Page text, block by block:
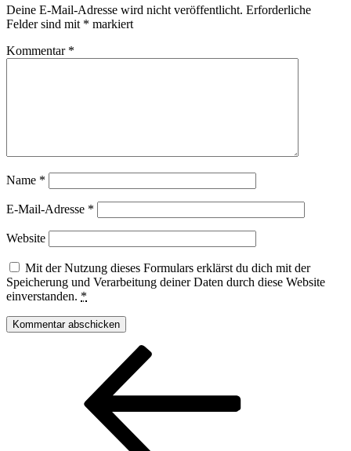
Deine E-Mail-Adresse wird nicht veröffentlicht. Erforderliche
Felder sind mit * markiert
Kommentar *
Name *
E-Mail-Adresse *
Website
Mit der Nutzung dieses Formulars erklärst du dich mit der
Speicherung und Verarbeitung deiner Daten durch diese Website
einverstanden. *
Beitragsnavigation